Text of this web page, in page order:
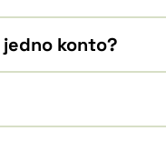
konto?